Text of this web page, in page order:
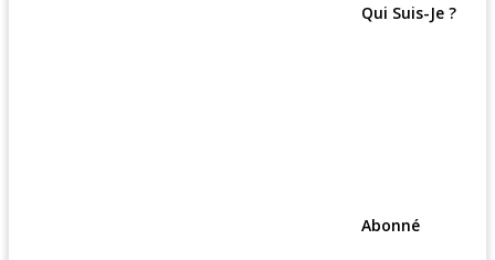
Qui Suis-Je ?
Abonné